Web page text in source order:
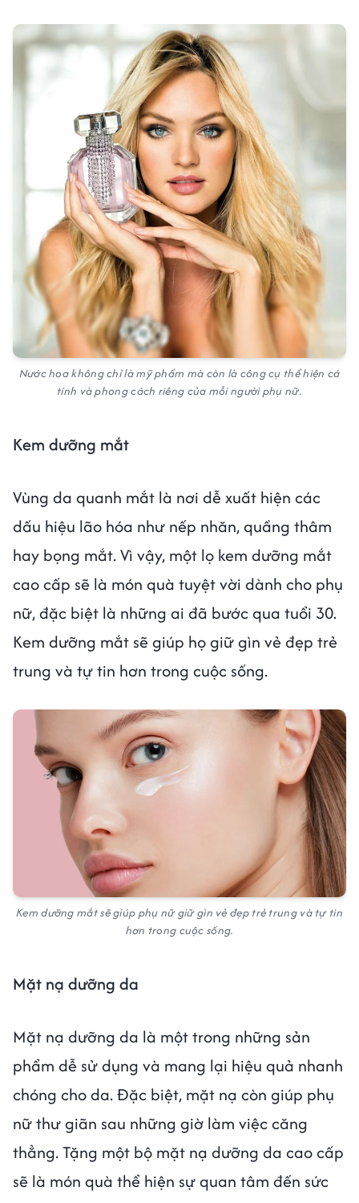
Nước hoa không chỉ là mỹ phẩm mà còn là công cụ thể hiện cá
tính và phong cách riêng của mỗi người phụ nữ.
Kem dưỡng mắt
Vùng da quanh mắt là nơi dễ xuất hiện các
dấu hiệu lão hóa như nếp nhăn, quầng thâm
hay bọng mắt. Vì vậy, một lọ kem dưỡng mắt
cao cấp sẽ là món quà tuyệt vời dành cho phụ
nữ, đặc biệt là những ai đã bước qua tuổi 30.
Kem dưỡng mắt sẽ giúp họ giữ gìn vẻ đẹp trẻ
trung và tự tin hơn trong cuộc sống.
Kem dưỡng mắt sẽ giúp phụ nữ giữ gìn vẻ đẹp trẻ trung và tự tin
hơn trong cuộc sống.
Mặt nạ dưỡng da
Mặt nạ dưỡng da là một trong những sản
phẩm dễ sử dụng và mang lại hiệu quả nhanh
chóng cho da. Đặc biệt, mặt nạ còn giúp phụ
nữ thư giãn sau những giờ làm việc căng
thẳng. Tặng một bộ mặt nạ dưỡng da cao cấp
sẽ là món quà thể hiện sự quan tâm đến sức